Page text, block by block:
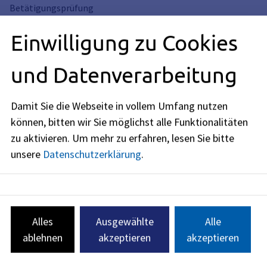
Betätigungsprüfung
Korruptionsprävention
Anschrift
Stintzingstraße 46 a
91052Erlangen
Öffnungszeiten
jetzt geschlossen
Montag
09:30 - 15:00
Dienstag:
Einwilligung zu Cookies
und Datenverarbeitung
Damit Sie die Webseite in vollem Umfang nutzen
können, bitten wir Sie möglichst alle Funktionalitäten
zu aktivieren. Um mehr zu erfahren, lesen Sie bitte
unsere Datenschutzerklärung.
Alles
ablehnen
Ausgewählte
akzeptieren
Alle
akzeptieren